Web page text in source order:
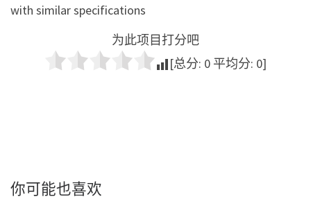
with similar specifications
为此项目打分吧
[总分: 0 平均分: 0]
你可能也喜欢